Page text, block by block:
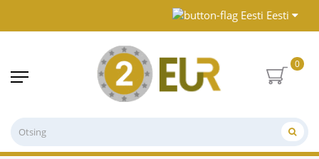
Eesti
0